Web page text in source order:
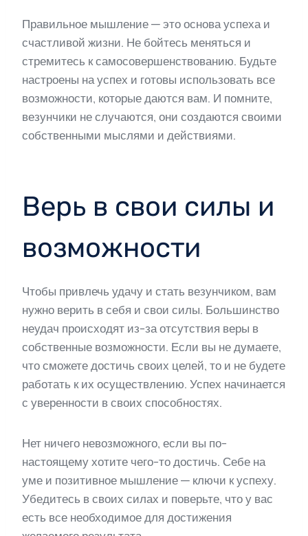
Правильное мышление — это основа успеха и
счастливой жизни. Не бойтесь меняться и
стремитесь к самосовершенствованию. Будьте
настроены на успех и готовы использовать все
возможности, которые даются вам. И помните,
везунчики не случаются, они создаются своими
собственными мыслями и действиями.
Верь в свои силы и
возможности
Чтобы привлечь удачу и стать везунчиком, вам
нужно верить в себя и свои силы. Большинство
неудач происходят из-за отсутствия веры в
собственные возможности. Если вы не думаете,
что сможете достичь своих целей, то и не будете
работать к их осуществлению. Успех начинается
с уверенности в своих способностях.
Нет ничего невозможного, если вы по-
настоящему хотите чего-то достичь. Себе на
уме и позитивное мышление — ключи к успеху.
Убедитесь в своих силах и поверьте, что у вас
есть все необходимое для достижения